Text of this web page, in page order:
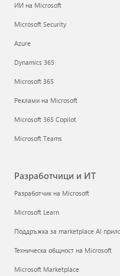
ИИ на Microsoft
Microsoft Security
Azure
Dynamics 365
Microsoft 365
Реклами на Microsoft
Microsoft 365 Copilot
Microsoft Teams
Разработчици и ИТ
Разработчик на Microsoft
Microsoft Learn
Поддръжка за marketplace AI
Техническа общност на Microsoft
Microsoft Marketplace